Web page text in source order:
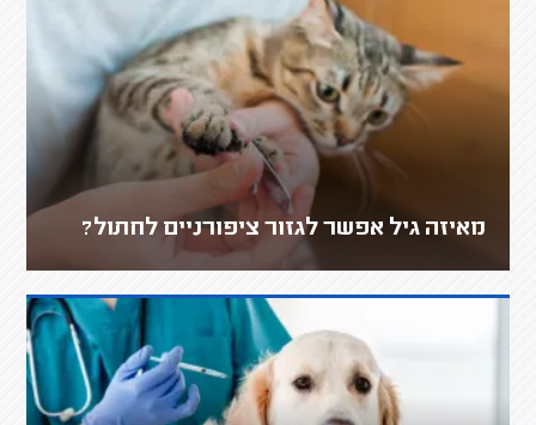
מאיזה גיל אפשר לגזור ציפורניים לחתול?